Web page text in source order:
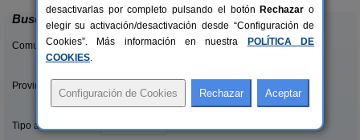
Buscar
Comunidades:
Provincias/Islas:
Tipo alquiler:
desactivarlas por completo pulsando el botón Rechazar o
elegir su activación/desactivación desde “Configuración de
Cookies”. Más información en nuestra
POLÍTICA DE
COOKIES.